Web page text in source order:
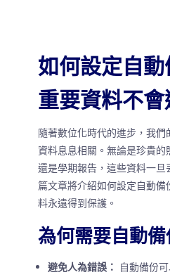
如何設定自
重要資料不會
隨著數位化時代的進步，我
資料息息相關。無論是珍貴的
還是學期報告，這些資料一
篇文章將介紹如何設定自動
料永遠得到保護。
為何需要自動備
避免人為錯誤： 自動備份